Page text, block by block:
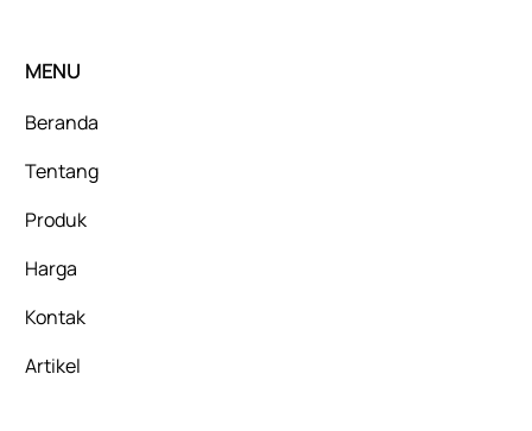
MENU
Beranda
Tentang
Produk
Harga
Kontak
Artikel